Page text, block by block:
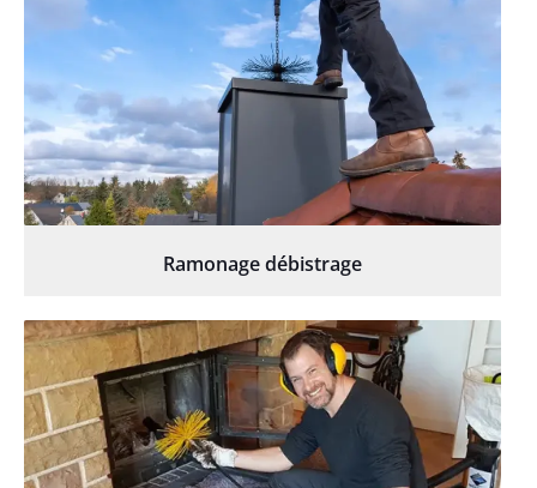
Ramonage débistrage